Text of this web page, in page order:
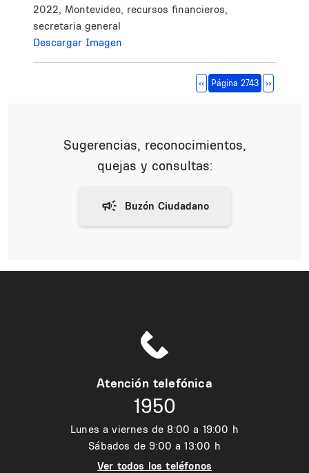
2022, Montevideo, recursos financieros,
secretaria general
Descargar Imagen
Página anterior
‹‹ Página 2743 Siguiente
››
Sugerencias, reconocimientos,
quejas y consultas:
Atención telefónica
1950
Lunes a viernes de 8:00 a 19:00 h
Sábados de 9:00 a 13:00 h
Ver todos los teléfonos